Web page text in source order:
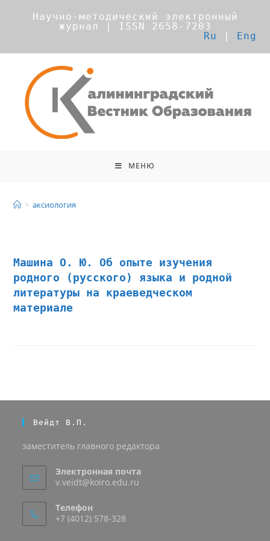
Научно-методический электронный
журнал | ISSN 2658-7203
Ru | Eng
МЕНЮ
> аксиология
Машина О. Ю. Об опыте изучения
родного (русского) языка и родной
литературы на краеведческом
материале
Вейдт В.П.
заместитель главного редактора
Электронная почта
v.veidt@koiro.edu.ru
Телефон
+7 (4012) 578-328